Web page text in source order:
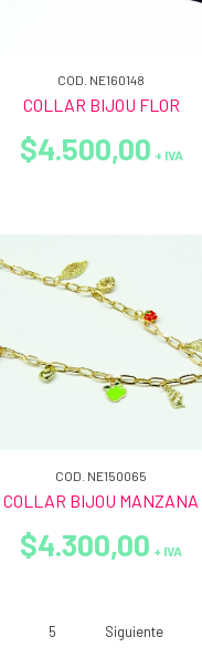
COD. NE160148
COLLAR BIJOU FLOR
$4.500,00 + IVA
COD. NE150065
COLLAR BIJOU MANZANA
$4.300,00 + IVA
5 Siguiente